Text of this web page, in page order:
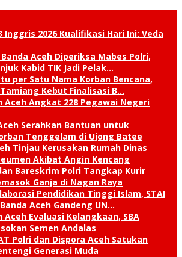
Inggris 2026 Kualifikasi Hari Ini: Veda
Aceh Diperiksa Mabes Polri,
Kabid TIK Jadi Pelak…
per Satu Nama Korban Bencana,
Tamiang Kebut Finalisasi B…
Aceh Angkat 228 Pegawai Negeri
Serahkan Bantuan untuk
Tenggelam di Ujong Batee
Tinjau Kerusakan Rumah Dinas
Akibat Angin Kencang
Bareskrim Polri Tangkap Kurir
Ganja di Nagan Raya
Pendidikan Tinggi Islam, STAI
Aceh Gandeng UN…
Evaluasi Kelangkaan, SBA
Semen Andalas
Polri dan Dispora Aceh Satukan
Generasi Muda